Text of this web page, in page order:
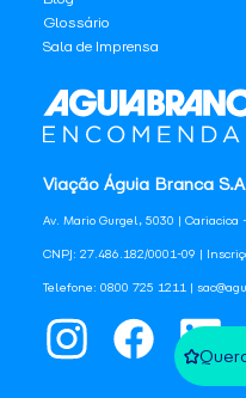
Viação Águia Branca
Av. Mario Gurgel, 5030 | Cariacica
CNPJ: 27.486.182/0001-09 |
Telefone: 0800 725 1211 |
Glossário
Sala de Imprensa